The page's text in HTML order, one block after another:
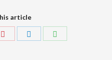
article